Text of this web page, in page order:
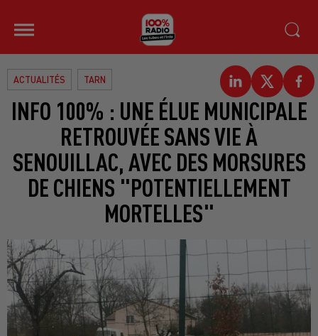
ACTUALITÉS TARN
INFO 100% : UNE ÉLUE MUNICIPALE
RETROUVÉE SANS VIE À
SENOUILLAC, AVEC DES MORSURES
DE CHIENS "POTENTIELLEMENT
MORTELLES"